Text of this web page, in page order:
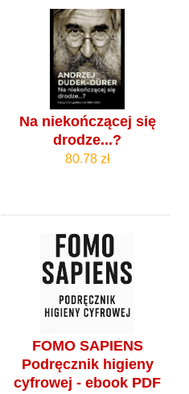
Na niekończącej się
drodze...?
80.78 zł
FOMO SAPIENS
Podręcznik higieny
cyfrowej - ebook PDF